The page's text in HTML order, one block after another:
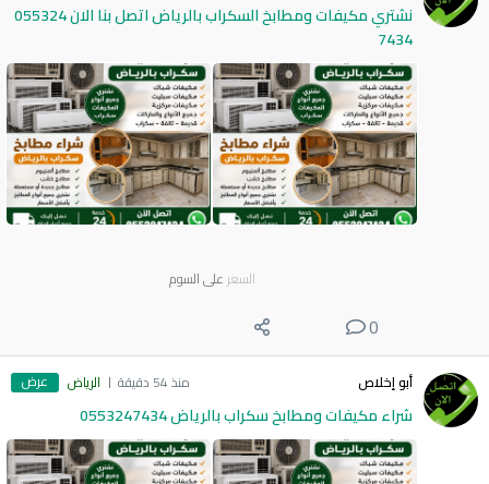
نشتري مكيفات ومطابخ السكراب بالرياض اتصل بنا الان 055324
7434
السعر على السوم
0
أبو إخلاص منذ 54 دقيقة الرياض عرض
شراء مكيفات ومطابخ سكراب بالرياض 0553247434